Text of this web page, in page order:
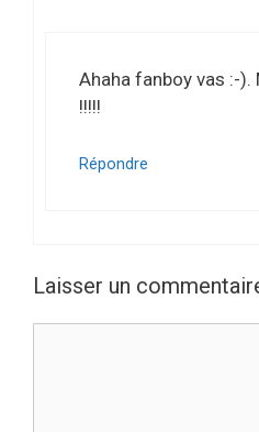
Ahaha fanboy vas :-).
!!!!!
Répondre
Laisser un